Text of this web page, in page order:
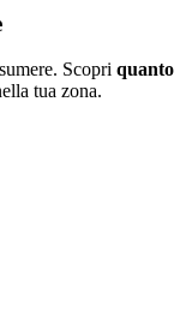
Scopri quanto
tua zona.